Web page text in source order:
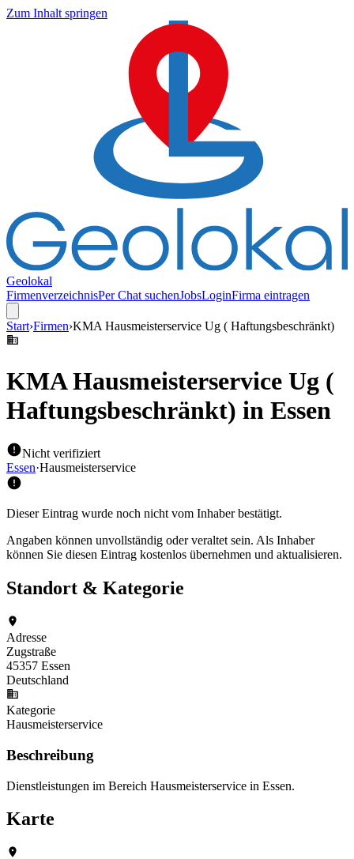
Zum Inhalt springen
Geolokal
FirmenverzeichnisPer Chat suchenJobsLoginFirma eintragen
Start›Firmen›KMA Hausmeisterservice Ug ( Haftungsbeschränkt)
KMA Hausmeisterservice Ug (
Haftungsbeschränkt) in Essen
Nicht verifiziert
Essen·Hausmeisterservice
Dieser Eintrag wurde noch nicht vom Inhaber bestätigt.
Angaben können unvollständig oder veraltet sein. Als Inhaber
können Sie diesen Eintrag kostenlos übernehmen und aktualisieren.
Standort & Kategorie
Adresse
Zugstraße
45357 Essen
Deutschland
Kategorie
Hausmeisterservice
Beschreibung
Dienstleistungen im Bereich Hausmeisterservice in Essen.
Karte